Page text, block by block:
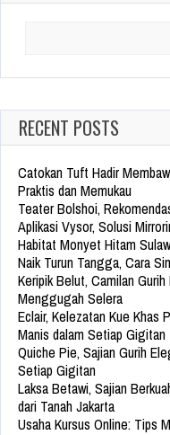
RECENT POSTS
Catokan Tuft Hadir
Praktis dan Memukau
Teater Bolshoi,
Aplikasi Vysor, Solusi
Habitat Monyet Hitam
Naik Turun Tangga, Cara
Keripik Belut, Camilan
Menggugah Selera
Eclair, Kelezatan Kue Khas
Manis dalam Setiap Gigitan
Quiche Pie, Sajian Gurih
Setiap Gigitan
Laksa Betawi, Sajian
dari Tanah Jakarta
Usaha Kursus Online: Tips